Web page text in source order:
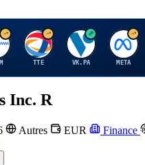
T
TTE
V
VK.PA
M
META
Inc. R
Autres EUR Finance